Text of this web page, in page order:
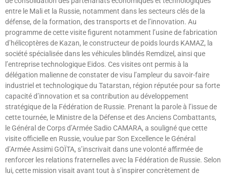
entre le Mali et la Russie, notamment dans les secteurs clés de la
défense, de la formation, des transports et de l’innovation. Au
programme de cette visite figurent notamment l’usine de fabrication
d’hélicoptères de Kazan, le constructeur de poids lourds KAMAZ, la
société spécialisée dans les véhicules blindés Remdizel, ainsi que
l’entreprise technologique Eidos. Ces visites ont permis à la
délégation malienne de constater de visu l’ampleur du savoir-faire
industriel et technologique du Tatarstan, région réputée pour sa forte
capacité d’innovation et sa contribution au développement
stratégique de la Fédération de Russie. Prenant la parole à l’issue de
cette tournée, le Ministre de la Défense et des Anciens Combattants,
le Général de Corps d’Armée Sadio CAMARA, a souligné que cette
visite officielle en Russie, voulue par Son Excellence le Général
d’Armée Assimi GOÏTA, s’inscrivait dans une volonté affirmée de
renforcer les relations fraternelles avec la Fédération de Russie. Selon
lui, cette mission visait avant tout à s’inspirer concrètement de